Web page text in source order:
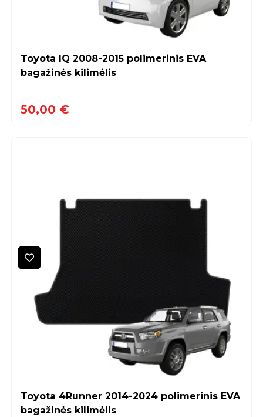
Toyota IQ 2008-2015 polimerinis EVA
bagažinės kilimėlis
50,00 €
Toyota 4Runner 2014-2024 polimerinis EVA
bagažinės kilimėlis